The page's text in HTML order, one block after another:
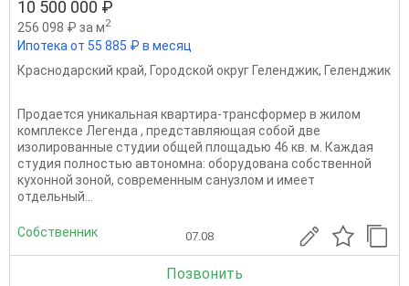
10 500 000 ₽
256 098 ₽ за м2
Ипотека от 55 885 ₽ в месяц
Краснодарский край, Городской округ Геленджик, Геленджик
Продается уникальная квартира-трансформер в жилом
комплексе Легенда , представляющая собой две
изолированные студии общей площадью 46 кв. м. Каждая
студия полностью автономна: оборудована собственной
кухонной зоной, современным санузлом и имеет
отдельный...
Собственник 07.08
Позвонить